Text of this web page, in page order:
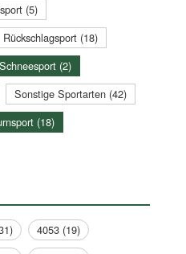
(5)
Rückschlagsport (18)
Schneesport (2)
Sonstige Sportarten (42)
(18)
4053 (19)